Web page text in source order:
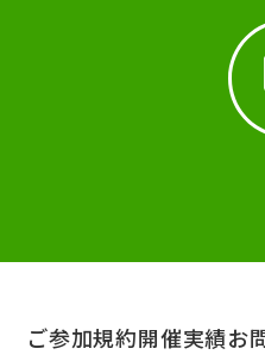
ご参加規約開催実績お